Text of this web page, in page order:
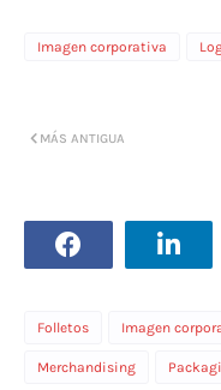
Imagen corporativa
MÁS ANTIGUA
Folletos Imagen
Merchandising